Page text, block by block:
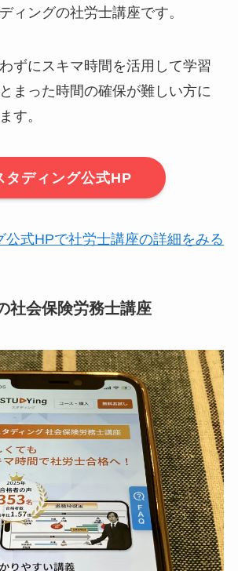
ィングの社労士講座です。
ずにスキマ時間を活用して学習
まった時間の確保が難しい方に
す。
タディング公式HP
公式HPで社労士講座の詳細をみる
社会保険労務士講座